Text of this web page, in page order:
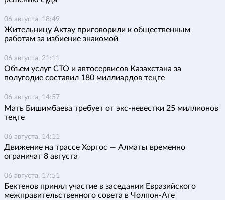
06 августа, 18:49
Жительницу Актау приговорили к общественным
работам за избиение знакомой
06 августа, 21:11
Объем услуг СТО и автосервисов Казахстана за
полугодие составил 180 миллиардов теңге
06 августа, 14:57
Мать Бишимбаева требует от экс-невестки 25 миллионов
теңге
06 августа, 14:11
Движение на трассе Хоргос — Алматы временно
ограничат 8 августа
06 августа, 17:51
Бектенов принял участие в заседании Евразийского
межправительственного совета в Чолпон-Ате